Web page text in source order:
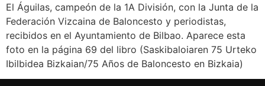
El Águilas, campeón de la 1A División, con la Junta de la
Federación Vizcaina de Baloncesto y periodistas,
recibidos en el Ayuntamiento de Bilbao. Aparece esta
foto en la página 69 del libro (Saskibaloiaren 75 Urteko
Ibilbidea Bizkaian/75 Años de Baloncesto en Bizkaia)